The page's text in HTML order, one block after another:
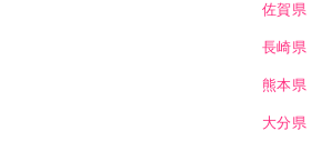
佐賀県
長崎県
熊本県
大分県